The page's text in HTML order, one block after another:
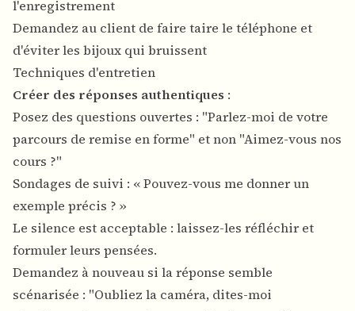
l'enregistrement
Demandez au client de faire taire le téléphone et
d'éviter les bijoux qui bruissent
Techniques d'entretien
Créer des réponses authentiques :
Posez des questions ouvertes : "Parlez-moi de votre
parcours de remise en forme" et non "Aimez-vous nos
cours ?"
Sondages de suivi : « Pouvez-vous me donner un
exemple précis ? »
Le silence est acceptable : laissez-les réfléchir et
formuler leurs pensées.
Demandez à nouveau si la réponse semble
scénarisée : "Oubliez la caméra, dites-moi